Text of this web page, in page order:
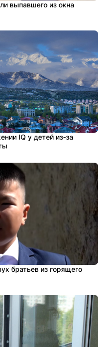
выпавшего из окна
IQ у детей из-за
братьев из горящего